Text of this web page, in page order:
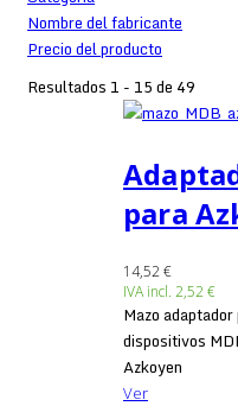
Nombre del fabricante
Precio del producto
Resultados 1 - 15 de 49
para
14,52 €
IVA incl. 2,52 €
Mazo
dispositivos
Azkoyen
Ver